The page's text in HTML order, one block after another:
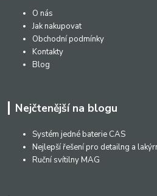
O nás
Jak nakupovat
Obchodní podmínky
Kontakty
Blog
Nejčtenější na blogu
Systém jedné baterie CAS
Nejlepší řešení pro detailng a
Ruční svítilny MAG